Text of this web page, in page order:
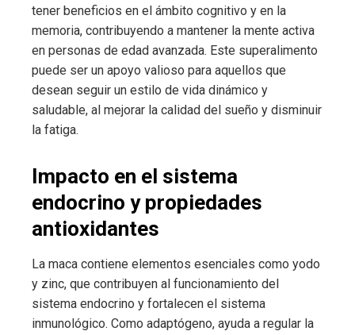
tener beneficios en el ámbito cognitivo y en la
memoria, contribuyendo a mantener la mente activa
en personas de edad avanzada. Este superalimento
puede ser un apoyo valioso para aquellos que
desean seguir un estilo de vida dinámico y
saludable, al mejorar la calidad del sueño y disminuir
la fatiga.
Impacto en el sistema
endocrino y propiedades
antioxidantes
La maca contiene elementos esenciales como yodo
y zinc, que contribuyen al funcionamiento del
sistema endocrino y fortalecen el sistema
inmunológico. Como adaptógeno, ayuda a regular la